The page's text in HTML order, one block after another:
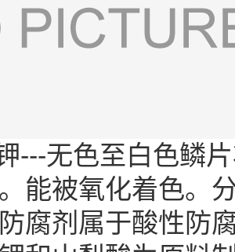
---无色至白色鳞
能被氧化着色。
腐剂属于酸性防